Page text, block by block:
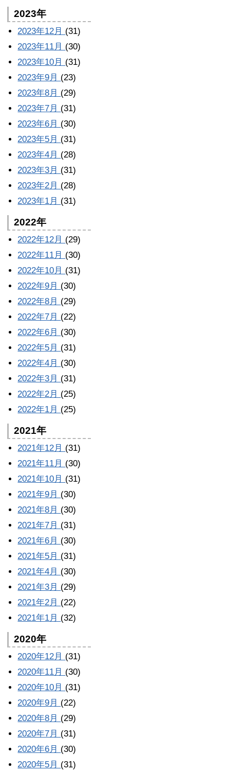
2023年
2023年12月 (31)
2023年11月 (30)
2023年10月 (31)
2023年9月 (23)
2023年8月 (29)
2023年7月 (31)
2023年6月 (30)
2023年5月 (31)
2023年4月 (28)
2023年3月 (31)
2023年2月 (28)
2023年1月 (31)
2022年
2022年12月 (29)
2022年11月 (30)
2022年10月 (31)
2022年9月 (30)
2022年8月 (29)
2022年7月 (22)
2022年6月 (30)
2022年5月 (31)
2022年4月 (30)
2022年3月 (31)
2022年2月 (25)
2022年1月 (25)
2021年
2021年12月 (31)
2021年11月 (30)
2021年10月 (31)
2021年9月 (30)
2021年8月 (30)
2021年7月 (31)
2021年6月 (30)
2021年5月 (31)
2021年4月 (30)
2021年3月 (29)
2021年2月 (22)
2021年1月 (32)
2020年
2020年12月 (31)
2020年11月 (30)
2020年10月 (31)
2020年9月 (22)
2020年8月 (29)
2020年7月 (31)
2020年6月 (30)
2020年5月 (31)